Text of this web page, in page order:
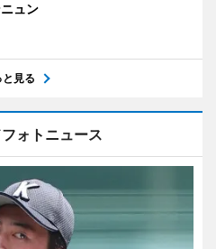
ュン
と見る
ォトニュース